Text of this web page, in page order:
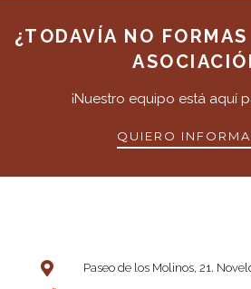
¿TODAVÍA NO
¡Nuestro equipo está aquí
QUIERO
Paseo de los Molinos, 21.